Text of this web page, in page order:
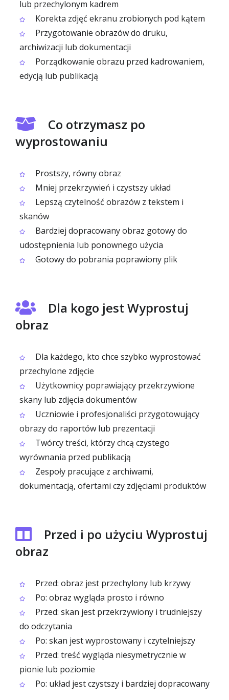
lub przechylonym kadrem
Korekta zdjęć ekranu zrobionych pod kątem
Przygotowanie obrazów do druku,
archiwizacji lub dokumentacji
Porządkowanie obrazu przed kadrowaniem,
edycją lub publikacją
Co otrzymasz po
wyprostowaniu
Prostszy, równy obraz
Mniej przekrzywień i czystszy układ
Lepszą czytelność obrazów z tekstem i
skanów
Bardziej dopracowany obraz gotowy do
udostępnienia lub ponownego użycia
Gotowy do pobrania poprawiony plik
Dla kogo jest Wyprostuj
obraz
Dla każdego, kto chce szybko wyprostować
przechylone zdjęcie
Użytkownicy poprawiający przekrzywione
skany lub zdjęcia dokumentów
Uczniowie i profesjonaliści przygotowujący
obrazy do raportów lub prezentacji
Twórcy treści, którzy chcą czystego
wyrównania przed publikacją
Zespoły pracujące z archiwami,
dokumentacją, ofertami czy zdjęciami produktów
Przed i po użyciu Wyprostuj
obraz
Przed: obraz jest przechylony lub krzywy
Po: obraz wygląda prosto i równo
Przed: skan jest przekrzywiony i trudniejszy
do odczytania
Po: skan jest wyprostowany i czytelniejszy
Przed: treść wygląda niesymetrycznie w
pionie lub poziomie
Po: układ jest czystszy i bardziej dopracowany